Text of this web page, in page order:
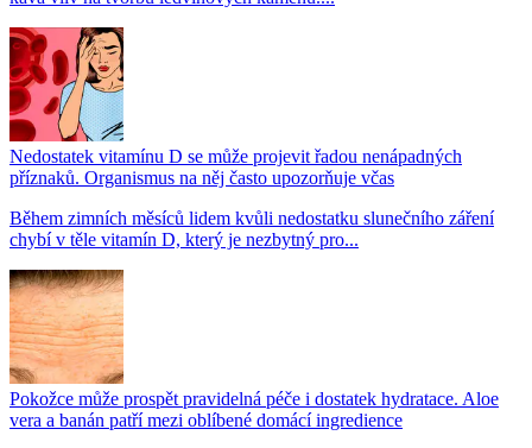
Nedostatek vitamínu D se může projevit řadou nenápadných
příznaků. Organismus na něj často upozorňuje včas
Během zimních měsíců lidem kvůli nedostatku slunečního záření
chybí v těle vitamín D, který je nezbytný pro...
Pokožce může prospět pravidelná péče i dostatek hydratace. Aloe
vera a banán patří mezi oblíbené domácí ingredience